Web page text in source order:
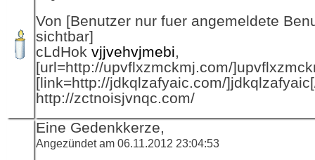
Von [Benutzer nur fuer angemeldete
sichtbar]
cLdHok vjjvehvjmebi,
[url=http://upvflxzmckmj.com/
[link=http://jdkqlzafyaic.com/
http://zctnoisjvnqc.com/
Eine Gedenkkerze,
Angezündet am 06.11.2012 23:04:53